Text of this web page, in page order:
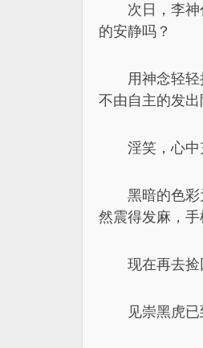
次日，李
的安静吗？
用神念轻
不由自主的发出
淫笑，心中
黑暗的色
然震得发麻，手
现在再去捡
见崇黑虎